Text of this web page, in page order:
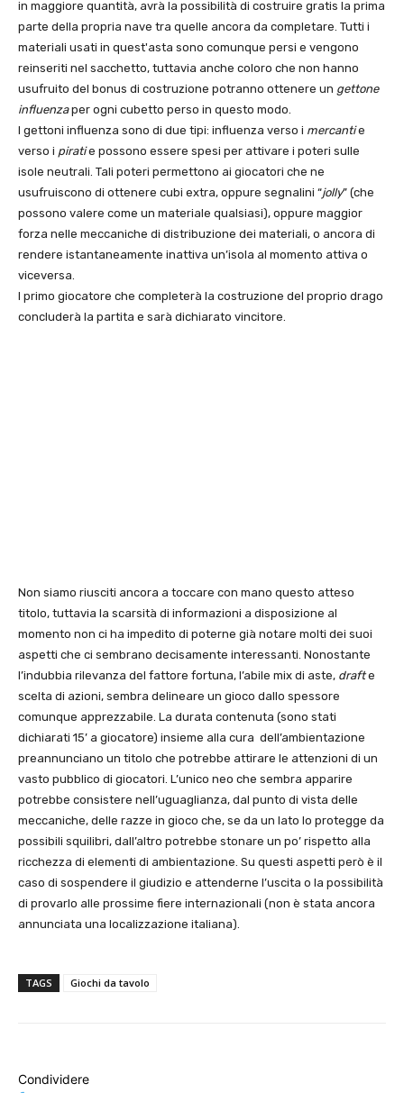
in maggiore quantità, avrà la possibilità di costruire gratis la prima
parte della propria nave tra quelle ancora da completare. Tutti i
materiali usati in quest'asta sono comunque persi e vengono
reinseriti nel sacchetto, tuttavia anche coloro che non hanno
usufruito del bonus di costruzione potranno ottenere un gettone
influenzaper ogni cubetto perso in questo modo.
I gettoni influenza sono di due tipi: influenza verso i mercantie
verso i piratie possono essere spesi per attivare i poteri sulle
isole neutrali. Tali poteri permettono ai giocatori che ne
usufruiscono di ottenere cubi extra, oppure segnalini “jolly” (che
possono valere come un materiale qualsiasi), oppure maggior
forza nelle meccaniche di distribuzione dei materiali, o ancora di
rendere istantaneamente inattiva un’isola al momento attiva o
viceversa.
I primo giocatore che completerà la costruzione del proprio drago
concluderà la partita e sarà dichiarato vincitore.
Non siamo riusciti ancora a toccare con mano questo atteso
titolo, tuttavia la scarsità di informazioni a disposizione al
momento non ci ha impedito di poterne già notare molti dei suoi
aspetti che ci sembrano decisamente interessanti. Nonostante
l’indubbia rilevanza del fattore fortuna, l’abile mix di aste, drafte
scelta di azioni, sembra delineare un gioco dallo spessore
comunque apprezzabile. La durata contenuta (sono stati
dichiarati 15’ a giocatore) insieme alla cura dell’ambientazione
preannunciano un titolo che potrebbe attirare le attenzioni di un
vasto pubblico di giocatori. L’unico neo che sembra apparire
potrebbe consistere nell’uguaglianza, dal punto di vista delle
meccaniche, delle razze in gioco che, se da un lato lo protegge da
possibili squilibri, dall’altro potrebbe stonare un po’ rispetto alla
ricchezza di elementi di ambientazione. Su questi aspetti però è il
caso di sospendere il giudizio e attenderne l’uscita o la possibilità
di provarlo alle prossime fiere internazionali (non è stata ancora
annunciata una localizzazione italiana).
TAGS Giochi da tavolo
Condividere